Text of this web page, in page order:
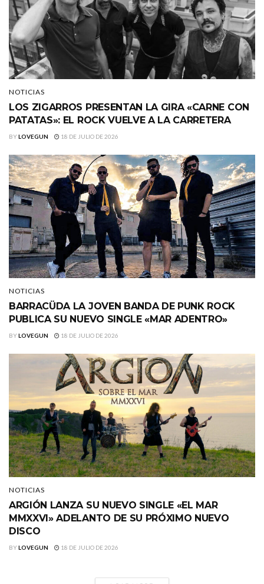
NOTICIAS
LOS ZIGARROS PRESENTAN LA GIRA «CARNE CON
PATATAS»: EL ROCK VUELVE A LA CARRETERA
BYLOVEGUN 18 DE JULIO DE 2026
NOTICIAS
BARRACÜDA LA JOVEN BANDA DE PUNK ROCK
PUBLICA SU NUEVO SINGLE «MAR ADENTRO»
BYLOVEGUN 18 DE JULIO DE 2026
NOTICIAS
ARGIÓN LANZA SU NUEVO SINGLE «EL MAR
MMXXVI» ADELANTO DE SU PRÓXIMO NUEVO
DISCO
BYLOVEGUN 18 DE JULIO DE 2026